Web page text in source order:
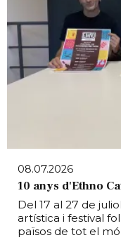
08.07.2026
10 anys d'Ethno
Del 17 al 27 de
artística i festival
països de tot el